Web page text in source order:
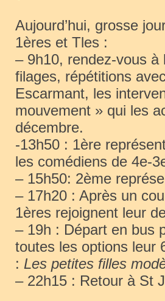
Aujourd’hui, grosse
1ères et Tles :
– 9h10, rendez-vous à
filages, répétitions
Escarmant, les
mouvement » qui les
décembre.
-13h50 : 1ère
les comédiens de 4e-
– 15h50: 2ème
– 17h20 : Après un
1ères rejoignent leur
– 19h : Départ en bus
toutes les options leur
: Les petites filles
– 22h15 : Retour à St